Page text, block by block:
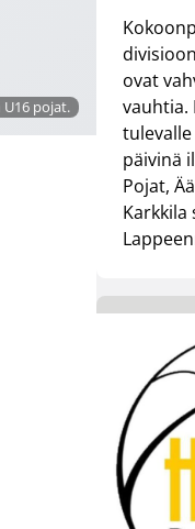
U16 pojat.
ovat
vauhtia.
päivinä
Pojat,
Karkkila